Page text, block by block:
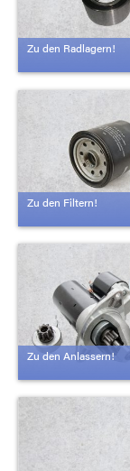
Zu den Radlagern!
Zu den Filtern!
Zu den Anlassern!